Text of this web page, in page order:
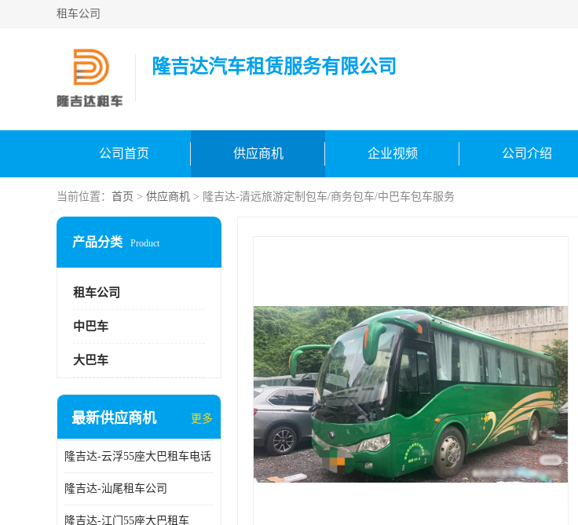
租车公司
隆吉达汽车租赁服务有限公司
公司首页 供应商机 企业视频 公司介绍
当前位置： 首页 > 供应商机 > 隆吉达-清远旅游定制包车/商务包车/中巴车包车服务
产品分类 Product
租车公司
中巴车
大巴车
最新供应商机 更多
隆吉达-云浮55座大巴租车电话
隆吉达-汕尾租车公司
隆吉达-江门55座大巴租车